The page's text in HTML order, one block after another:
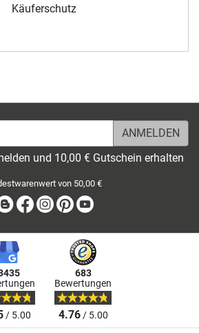
Käuferschutz
und 10,00 € Gutschein erhalten
von 50,00 €
BlogFacebook
Instagram
Pinterest
/ 5.00
683
Bewertungen
4.76/ 5.00